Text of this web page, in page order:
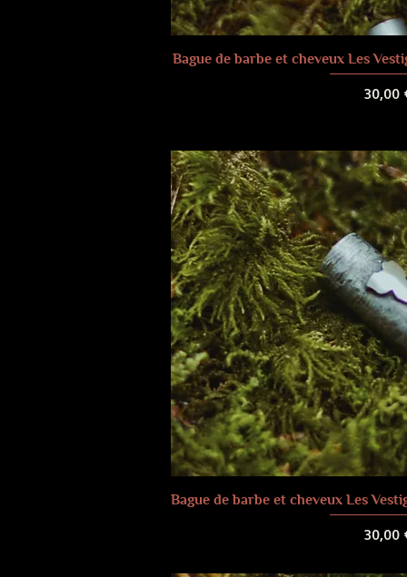
Bague de barbe et cheveux Les
Prix
30,00
Bague de barbe et cheveux Les
Prix
30,00